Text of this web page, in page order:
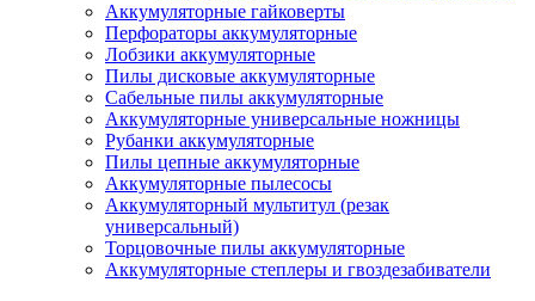
Аккумуляторные гайковерты
Перфораторы аккумуляторные
Лобзики аккумуляторные
Пилы дисковые аккумуляторные
Сабельные пилы аккумуляторные
Аккумуляторные универсальные ножницы
Рубанки аккумуляторные
Пилы цепные аккумуляторные
Аккумуляторные пылесосы
Аккумуляторный мультитул (резак
универсальный)
Торцовочные пилы аккумуляторные
Аккумуляторные степлеры и гвоздезабиватели